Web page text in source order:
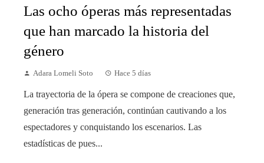
Las ocho óperas más representadas
que han marcado la historia del
género
Adara Lomeli Soto Hace 5 días
La trayectoria de la ópera se compone de creaciones que,
generación tras generación, continúan cautivando a los
espectadores y conquistando los escenarios. Las
estadísticas de pues...